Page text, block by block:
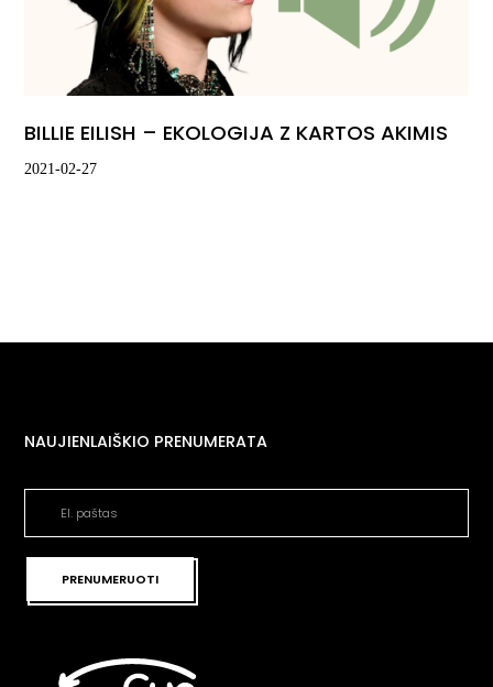
BILLIE EILISH – EKOLOGIJA Z KARTOS AKIMIS
2021-02-27
NAUJIENLAIŠKIO PRENUMERATA
PRENUMERUOTI